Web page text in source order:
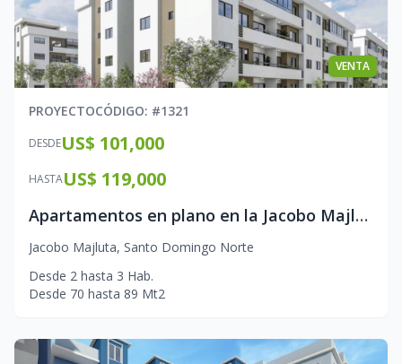
VENTA
PROYECTOCÓDIGO: #1321
DESDEUS$ 101,000
HASTAUS$ 119,000
Apartamentos en plano en la Jacobo Majluta
Jacobo Majluta, Santo Domingo Norte
Desde 2 hasta 3 Hab.
Desde 70 hasta 89 Mt2